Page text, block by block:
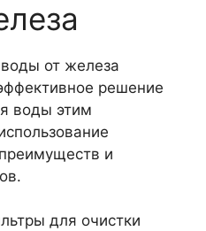
от железа
решение
воды этим
и
для очистки